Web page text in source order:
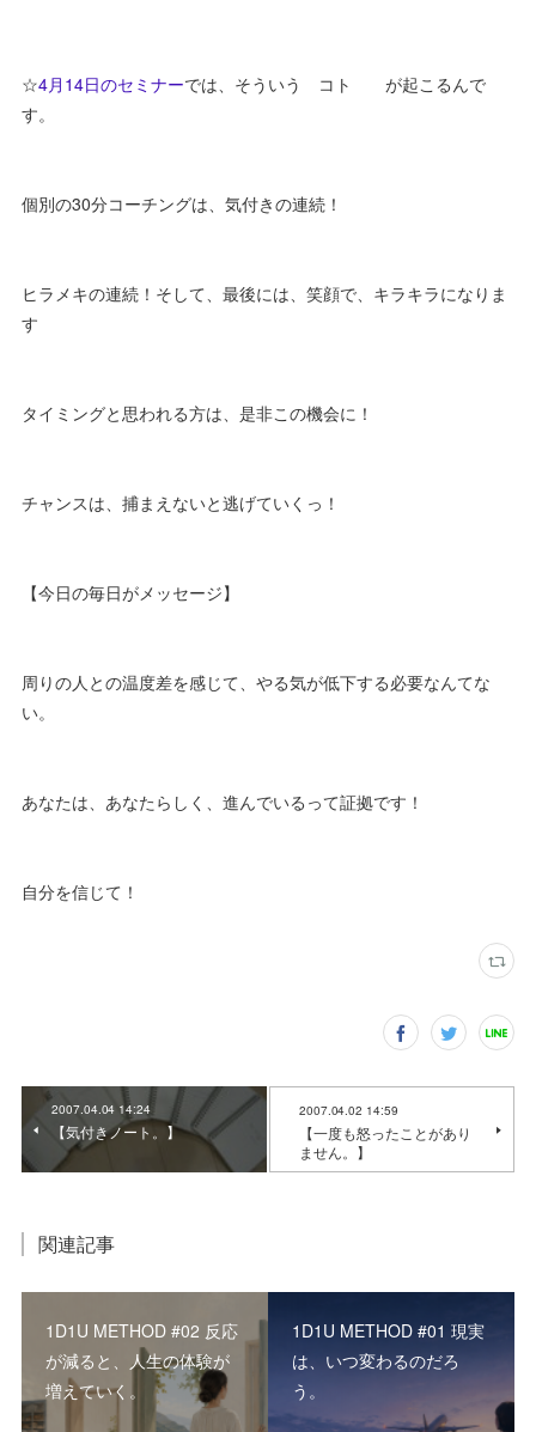
☆4月14日のセミナーでは、そういう コト が起こるんで
す。
個別の30分コーチングは、気付きの連続！
ヒラメキの連続！そして、最後には、笑顔で、キラキラになりま
す
タイミングと思われる方は、是非この機会に！
チャンスは、捕まえないと逃げていくっ！
【今日の毎日がメッセージ】
周りの人との温度差を感じて、やる気が低下する必要なんてな
い。
あなたは、あなたらしく、進んでいるって証拠です！
自分を信じて！
2007.04.04 14:24
【気付きノート。】
2007.04.02 14:59
【一度も怒ったことがあり
ません。】
関連記事
1D1U METHOD #02 反応
が減ると、人生の体験が
増えていく。
1D1U METHOD #01 現実
は、いつ変わるのだろ
う。